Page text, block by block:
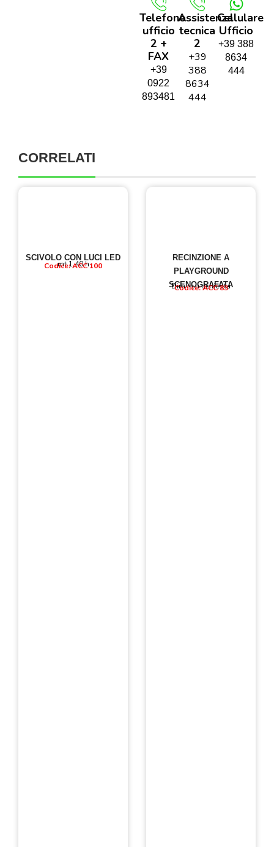
Telefono
ufficio
2 +
FAX
+39
0922
893481
Assistenza
tecnica
2
+39
388
8634
444
Cellulare
Ufficio
+39 388
8634
444
CORRELATI
SCIVOLO CON LUCI LED
mt 1,40 h
Codice: ACC 100
RECINZIONE A
PLAYGROUND
SCENOGRAFATA
Dim : su richiesta
Codice: ACC 83